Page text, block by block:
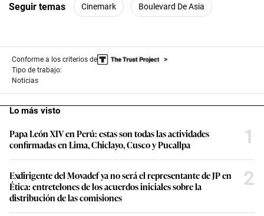
Seguir temas Cinemark Boulevard De Asia
Conforme a los criterios de
Tipo de trabajo:
Noticias
Lo más visto
Papa León XIV en Perú: estas son todas las actividades
confirmadas en Lima, Chiclayo, Cusco y Pucallpa
1
Exdirigente del Movadef ya no será el representante de JP en
Ética: entretelones de los acuerdos iniciales sobre la
distribución de las comisiones
2